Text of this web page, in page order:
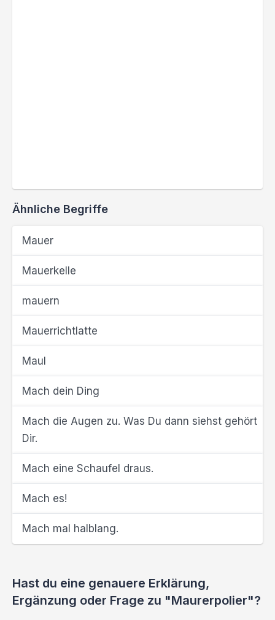
Ähnliche Begriffe
Mauer
Mauerkelle
mauern
Mauerrichtlatte
Maul
Mach dein Ding
Mach die Augen zu. Was Du dann siehst gehört
Dir.
Mach eine Schaufel draus.
Mach es!
Mach mal halblang.
Hast du eine genauere Erklärung,
Ergänzung oder Frage zu "Maurerpolier"?